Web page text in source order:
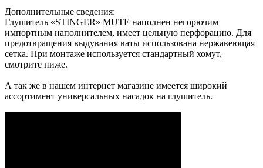
Дополнительные сведения:
Глушитель «STINGER» MUTE наполнен негорючим
импортным наполнителем, имеет цельную перфорацию. Для
предотвращения выдувания ваты использована нержавеющая
сетка. При монтаже используется стандартный хомут,
смотрите ниже.
А так же в нашем интернет магазине имеется широкий
ассортимент универсальных насадок на глушитель.